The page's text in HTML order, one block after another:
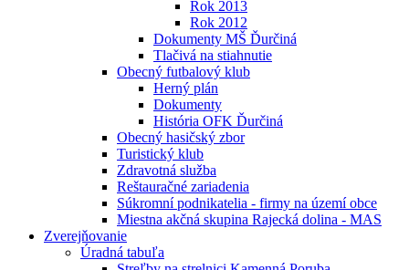
Rok 2013
Rok 2012
Dokumenty MŠ Ďurčiná
Tlačivá na stiahnutie
Obecný futbalový klub
Herný plán
Dokumenty
História OFK Ďurčiná
Obecný hasičský zbor
Turistický klub
Zdravotná služba
Reštauračné zariadenia
Súkromní podnikatelia - firmy na území obce
Miestna akčná skupina Rajecká dolina - MAS
Zverejňovanie
Úradná tabuľa